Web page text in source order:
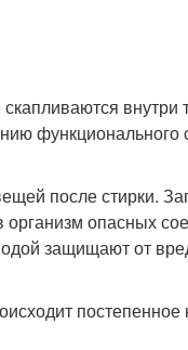
внутри
функционального
после стирки.
организм опасных
защищают от
постепенное